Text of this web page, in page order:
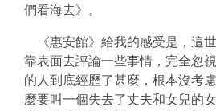
們看海去》。
《惠安館》給我的感受是，這
靠表面去評論一些事情，完全忽
的人到底經歷了甚麼，根本沒考
麼要叫一個失去了丈夫和女兒的